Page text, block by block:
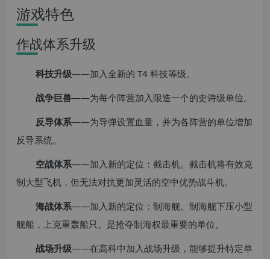
游戏特色
作战体系升级
科技升级——加入全新的 T4 科技等级。
战争巨兽——为每个阵营加入限造一个的史诗级单位。
反导体系——为导弹设置血量，并为各阵营的单位增加
反导系统。
空战体系——加入新的定位：截击机。截击机将有效克
制大型飞机，但无法对抗更加灵活的空中优势战斗机。
海战体系——加入新的定位：制海舰。制海舰下压小型
舰船，上克重轰船只。是抢夺制海权最重要的单位。
战场升级——在高科中加入战场升级，能够提升特定单